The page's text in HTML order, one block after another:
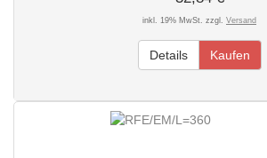
inkl. 19% MwSt. zzgl. Versand
Details Kaufen